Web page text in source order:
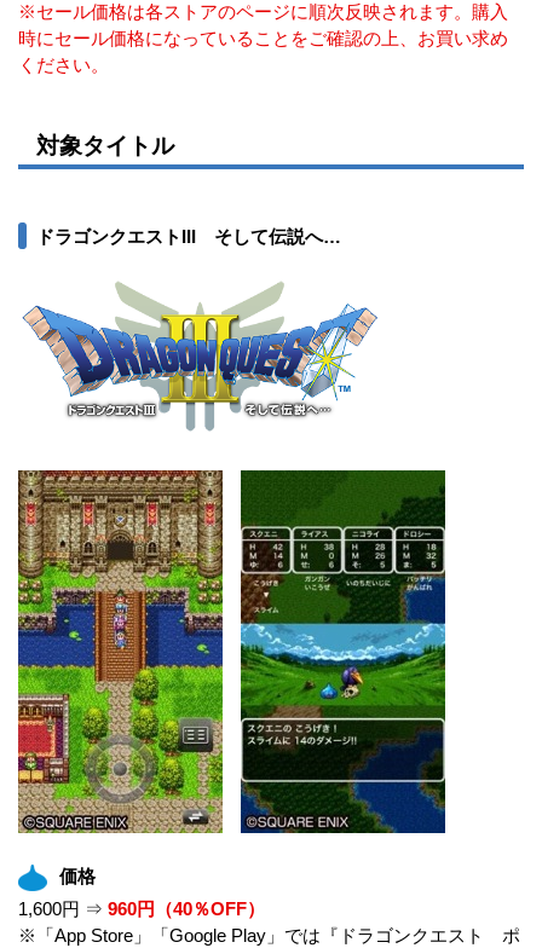
※セール価格は各ストアのページに順次反映されます。購入
時にセール価格になっていることをご確認の上、お買い求め
ください。
対象タイトル
ドラゴンクエストIII そして伝説へ…
価格
1,600円 ⇒ 960円（40％OFF）
※「App Store」「Google Play」では『ドラゴンクエスト ポ